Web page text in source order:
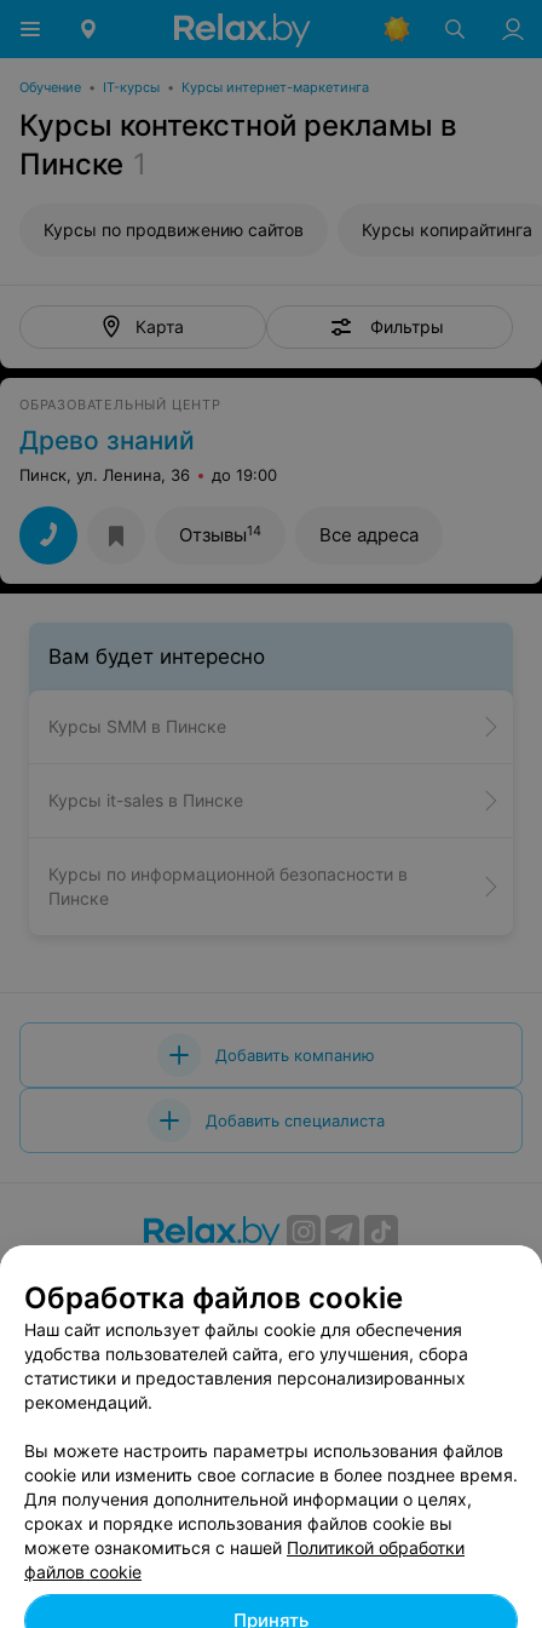
Обучение • IT-курсы • Курсы интернет-маркетинга
Курсы контекстной рекламы в
Пинске 1
Курсы по продвижению сайтов Курсы копирайтинга
Карта Фильтры
ОБРАЗОВАТЕЛЬНЫЙ ЦЕНТР
Древо знаний
Пинск, ул. Ленина, 36 до 19:00
Отзывы14 Все адреса
Вам будет интересно
Курсы SMM в Пинске
Курсы it-sales в Пинске
Курсы по информационной безопасности в
Пинске
Добавить компанию
Добавить специалиста
Вакансии
Публичный договор
Способы оплаты
Публичный договор по использованию сервиса
«Афиша»
Пользовательское соглашение
Связаться по вопросам сотрудничества
Написать руководителю relax.by
Персональные настройки cookie
Обработка персональных данных
Обработка файлов cookie
Наш сайт использует файлы cookie для обеспечения
удобства пользователей сайта, его улучшения, сбора
статистики и предоставления персонализированных
рекомендаций.
Вы можете настроить параметры использования файлов
cookie или изменить свое согласие в более позднее время.
Для получения дополнительной информации о целях,
сроках и порядке использования файлов cookie вы
можете ознакомиться с нашей Политикой обработки
файлов cookie
Принять